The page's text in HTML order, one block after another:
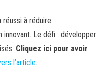
réussi à réduire
Le défi : développer
Cliquez ici pour avoir
l’article.